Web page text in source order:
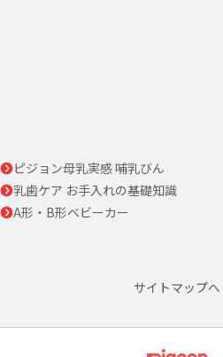
ピジョン母乳実感 哺乳びん
乳歯ケア お手入れの基礎知識
A形・B形ベビーカー
サイトマップへ